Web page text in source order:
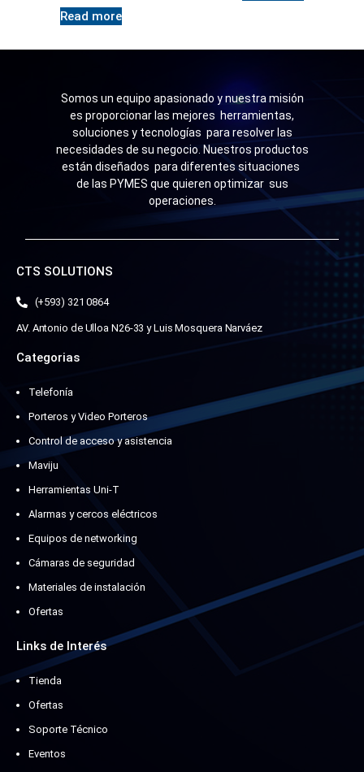
Read more
Somos un equipo apasionado y nuestra misión
es proporcionar las mejores herramientas,
soluciones y tecnologías para resolver las
necesidades de su negocio. Nuestros productos
están diseñados para diferentes situaciones
de las PYMES que quieren optimizar sus
operaciones.
CTS SOLUTIONS
(+593) 321 0864
AV. Antonio de Ulloa N26-33 y Luis Mosquera Narváez
Categorias
Telefonía
Porteros y Video Porteros
Control de acceso y asistencia
Maviju
Herramientas Uni-T
Alarmas y cercos eléctricos
Equipos de networking
Cámaras de seguridad
Materiales de instalación
Ofertas
Links de Interés
Tienda
Ofertas
Soporte Técnico
Eventos